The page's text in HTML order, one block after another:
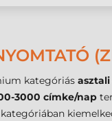
kategóriás asztali
3000 címke/nap